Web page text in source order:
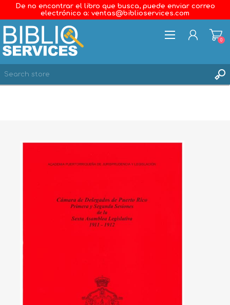
De no encontrar el libro que busca, puede enviar correo
electrónico a: ventas@biblioservices.com
0